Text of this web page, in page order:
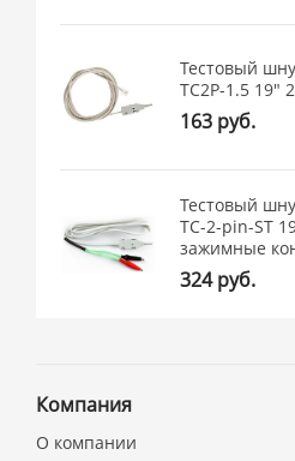
Тестовый
TC2Р-1.5 19"
163 руб.
Тестовый
TC-2-pin-ST
зажимные
324 руб.
Компания
О компании